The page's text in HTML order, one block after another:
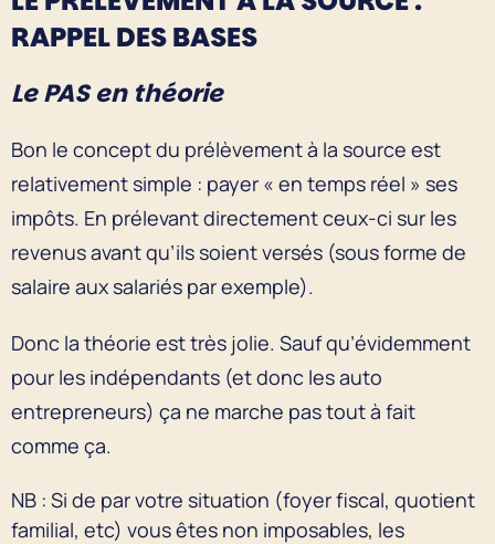
RAPPEL DES BASES
Le PAS en théorie
Bon le concept du prélèvement à la source est
relativement simple : payer « en temps réel » ses
impôts. En prélevant directement ceux-ci sur les
revenus avant qu’ils soient versés (sous forme de
salaire aux salariés par exemple).
Donc la théorie est très jolie. Sauf qu’évidemment
pour les indépendants (et donc les auto
entrepreneurs) ça ne marche pas tout à fait
comme ça.
NB : Si de par votre situation (foyer fiscal, quotient
familial, etc) vous êtes non imposables, les